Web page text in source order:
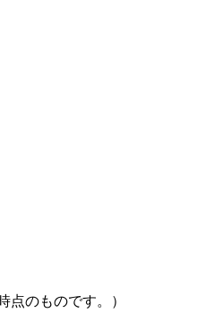
点のものです。）